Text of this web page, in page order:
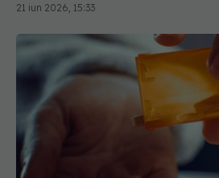
21 iun 2026, 15:33